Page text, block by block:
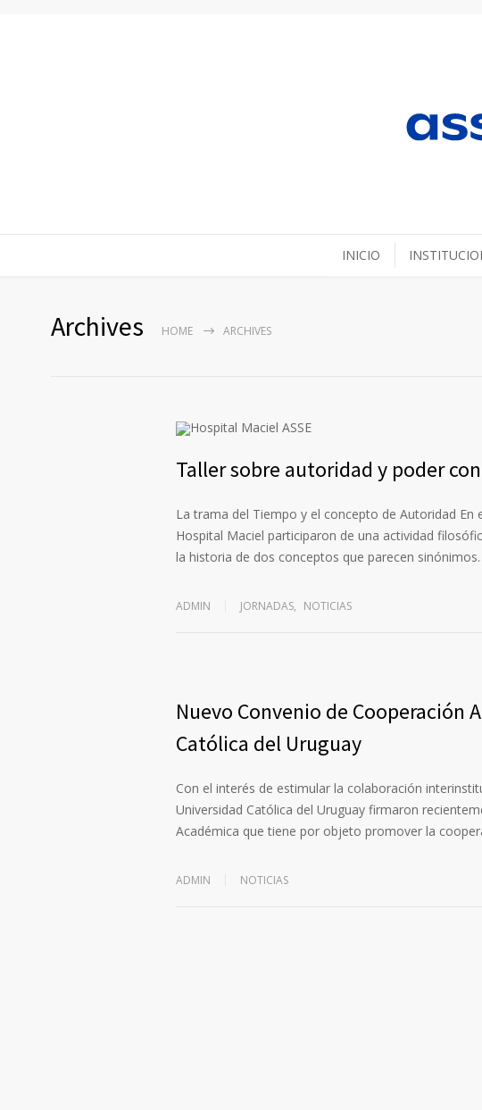
INICIO
Archives HOME ARCHIVES
Taller sobre autoridad y poder
La trama del Tiempo y el concepto de Autoridad En
Hospital Maciel participaron de una actividad
la historia de dos conceptos que parecen
ADMIN JORNADAS, NOTICIAS
Nuevo Convenio de Cooperación
Católica del Uruguay
Con el interés de estimular la colaboración
Universidad Católica del Uruguay firmaron
Académica que tiene por objeto promover la
ADMIN NOTICIAS